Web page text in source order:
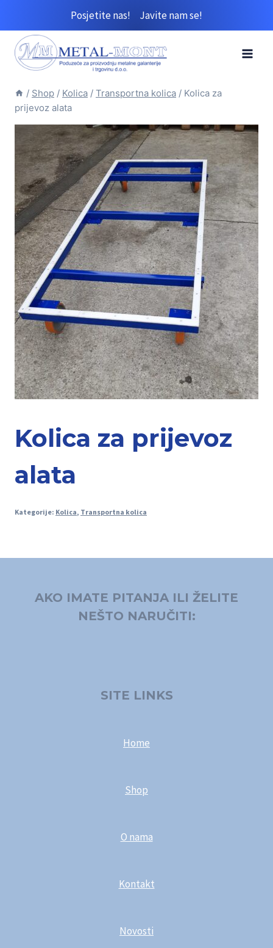
content
Posjetite nas! Javite nam se!
/ Shop / Kolica / Transportna kolica / Kolica za
prijevoz alata
Kolica za prijevoz
alata
Kategorije: Kolica, Transportna kolica
AKO IMATE PITANJA ILI ŽELITE
NEŠTO NARUČITI:
SITE LINKS
Home
Shop
O nama
Kontakt
Novosti